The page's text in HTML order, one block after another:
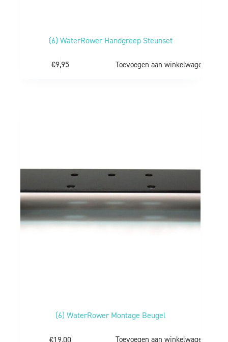
(6) WaterRower Handgreep Steunset
€9,95 Toevoegen aan winkelwagen
(6) WaterRower Montage Beugel
€19,00 Toevoegen aan winkelwagen